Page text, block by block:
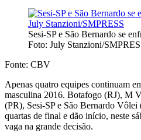
Sesi-SP e São Bernardo se
Foto: July Stanzioni/
Fonte: CBV
Apenas quatro equipes continuam
masculina 2016. Botafogo (RJ), M
(PR), Sesi-SP e São Bernardo Vôlei
quartas de final e dão início, neste
vaga na grande decisão.